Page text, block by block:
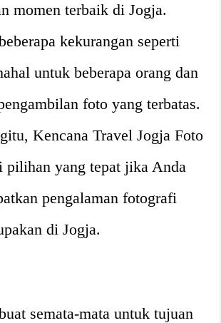
momen terbaik di Jogja.
kekurangan seperti
untuk beberapa orang dan
foto yang terbatas.
Kencana Travel Jogja Foto
pilihan yang tepat jika Anda
pengalaman fotografi
di Jogja.
semata-mata untuk tujuan